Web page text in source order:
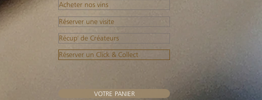
Acheter nos vins
Réserver une visite
Récup' de Créateurs
Réserver un Click & Collect
VOTRE PANIER